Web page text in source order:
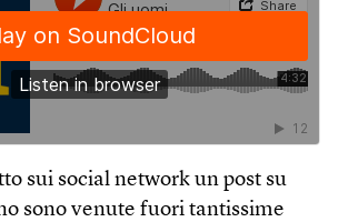
sui social network un post su
sono venute fuori tantissime